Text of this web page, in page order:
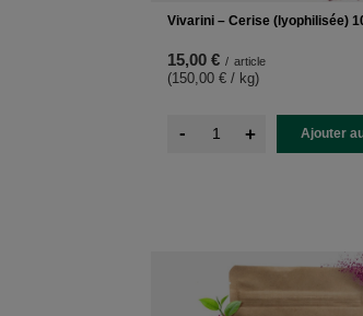
Vivarini – Cerise (lyophilisée)
15,00 € / article
(150,00 € / kg)
- + Ajouter